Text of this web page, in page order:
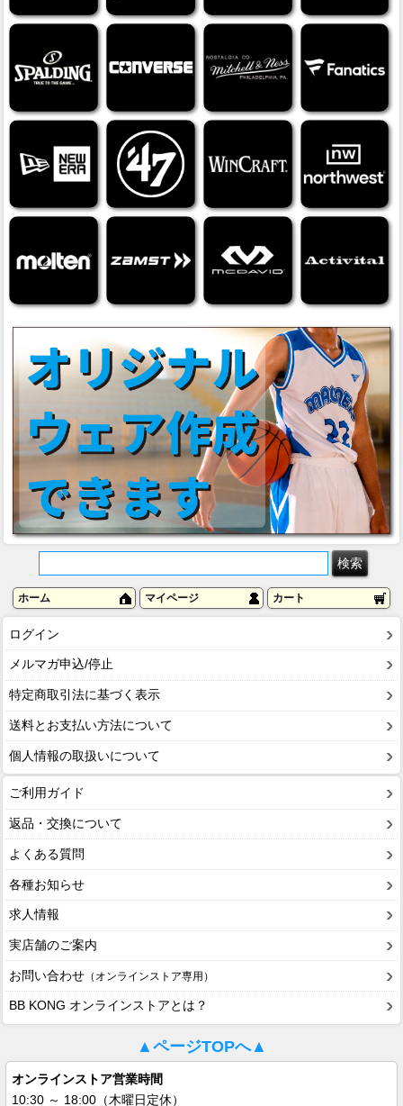
ホーム マイページ カート
ログイン
メルマガ申込/停止
特定商取引法に基づく表示
送料とお支払い方法について
個人情報の取扱いについて
ご利用ガイド
返品・交換について
よくある質問
各種お知らせ
求人情報
実店舗のご案内
お問い合わせ （オンラインストア専用）
BB KONG オンラインストアとは？
▲ページTOPへ▲
オンラインストア営業時間
10:30 ～ 18:00（木曜日定休）